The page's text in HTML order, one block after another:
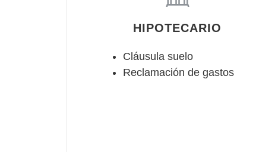
HIPOTECARIO
Cláusula suelo
Reclamación de gastos